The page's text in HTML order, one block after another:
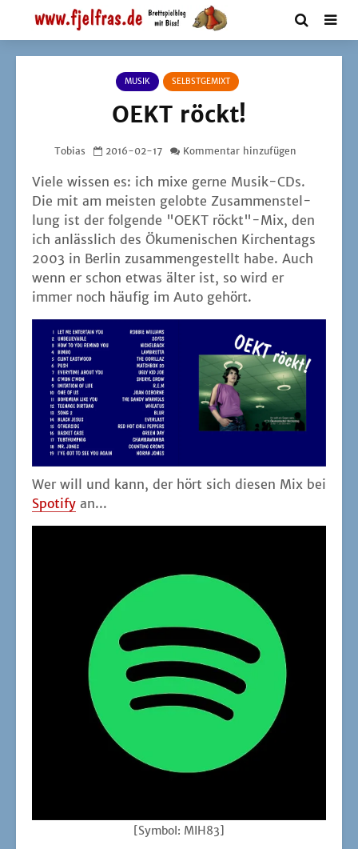
MUSIK SELBSTGEMIXT
OEKT röckt!
Tobias 2016-02-17 Kommentar hinzufügen
Vie­le wis­sen es: ich mixe ger­ne Musik-CDs.
Die mit am meis­ten gelob­te Zusam­men­stel­
lung ist der fol­gen­de "OEKT röckt"-Mix, den
ich anläss­lich des Öku­me­ni­schen Kir­chen­tags
2003 in Ber­lin zusam­men­ge­stellt habe. Auch
wenn er schon etwas älter ist, so wird er
immer noch häu­fig im Auto gehört.
Wer will und kann, der hört sich die­sen Mix bei
Spo­ti­fy an...
[Sym­bol: MIH83]